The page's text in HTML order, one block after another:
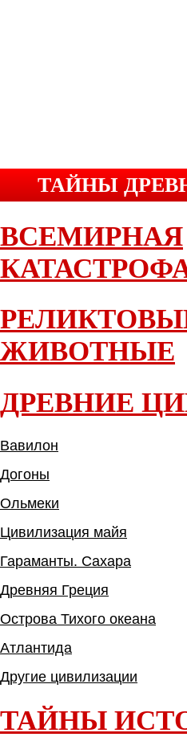
ТАЙНЫ
ВСЕМИРНАЯ
ЖИВОТНЫЕ
ДРЕВНИЕ
Вавилон
Догоны
Ольмеки
Цивилизация майя
Гараманты. Сахара
Древняя Греция
Острова Тихого океана
Атлантида
Другие цивилизации
ТАЙНЫ